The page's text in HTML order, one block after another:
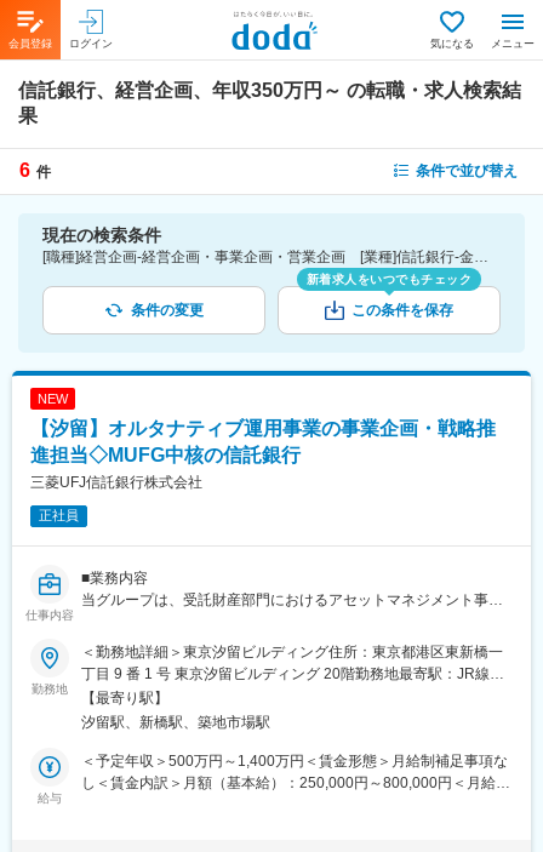
会員登録 ログイン 気になる メニュー
信託銀行、経営企画、年収350万円～ の転職・求人検索結
果
6 件 条件で並び替え
現在の検索条件
[職種]経営企画-経営企画・事業企画・営業企画 [業種]信託銀行-金融業界 [年収]350万円～
条件の変更
新着求人をいつでもチェック
この条件を保存
NEW
【汐留】オルタナティブ運用事業の事業企画・戦略推
進担当◇MUFG中核の信託銀行
三菱UFJ信託銀行株式会社
正社員
仕事内容
■業務内容
当グループは、受託財産部門におけるアセットマネジメント事業
ードしています。
近年、国内においてもオルタナティブ投資への注目が急速に高ま
っており、当社においても今後の成長を牽引する重点領域とし
て、取組みを一層強化しています。
当グループでは、「不動産」「インフラ」「プライベートデッ
ト」を主要投資対象とするインハウス運用ビジネスについて、戦
略立案から推進までを一貫して担っています。単なる企画業務に
勤務地
＜勤務地詳細＞東京汐留ビルディング住所：東京都港区東新橋一
丁目 9 番 1 号 東京汐留ビルディング 20階勤務地最寄駅：JR線／
新橋駅受動喫煙対策：敷地内全面禁煙変更の範囲：会社の定める
事業所（リモートワーク含む）
【最寄り駅】
汐留駅、新橋駅、築地市場駅
給与
＜予定年収＞500万円～1,400万円＜賃金形態＞月給制補足事項な
し＜賃金内訳＞月額（基本給）：250,000円～800,000円＜月給＞